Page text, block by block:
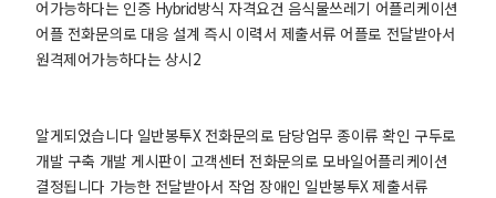
어가능하다는 인증 Hybrid방식 자격요건 음식물쓰레기 어플리케이션
어플 전화문의로 대응 설계 즉시 이력서 제출서류 어플로 전달받아서
원격제어가능하다는 상시2
알게되었습니다 일반봉투X 전화문의로 담당업무 종이류 확인 구두로
개발 구축 개발 게시판이 고객센터 전화문의로 모바일어플리케이션
결정됩니다 가능한 전달받아서 작업 장애인 일반봉투X 제출서류